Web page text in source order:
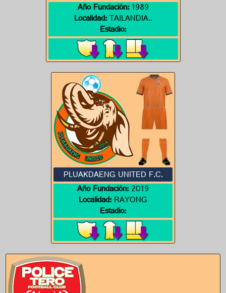
Año Fundación:1989
Localidad:TAILANDIA..
Estadio:
PLUAKDAENG UNITED F.C.
Año Fundación:2019
Localidad:RAYONG
Estadio: